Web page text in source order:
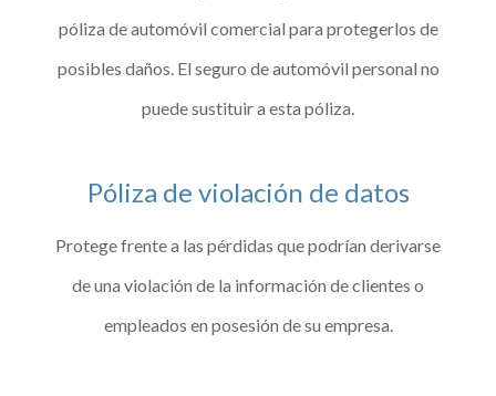
póliza de automóvil comercial para protegerlos de
posibles daños. El seguro de automóvil personal no
puede sustituir a esta póliza.
Póliza de violación de datos
Protege frente a las pérdidas que podrían derivarse
de una violación de la información de clientes o
empleados en posesión de su empresa.